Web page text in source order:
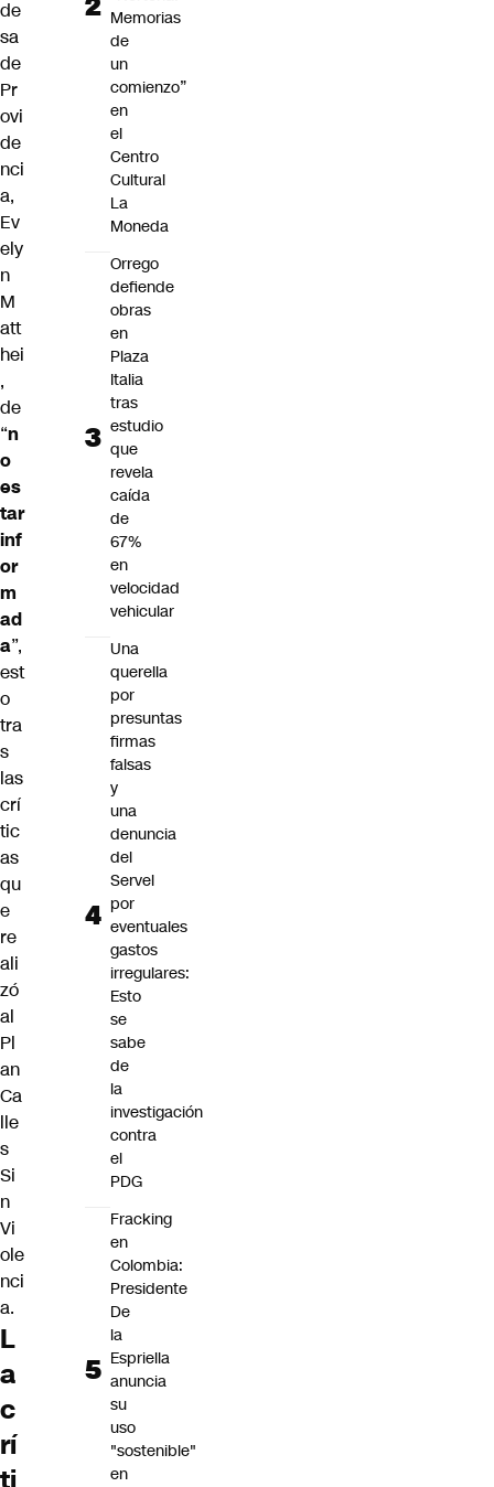
de
sa
de
Pr
ovi
de
nci
a,
Ev
ely
n
M
att
hei
,
de
“n
o
es
tar
inf
or
m
ad
a”,
est
o
tra
s
las
crí
tic
as
qu
e
re
ali
zó
al
Pl
an
Ca
lle
s
Si
n
Vi
ole
nci
a.
L
a
c
rí
Memorias
de
un
comienzo”
en
el
Centro
Cultural
La
Moneda
Orrego
defiende
obras
en
Plaza
Italia
tras
estudio
que
revela
caída
de
67%
en
velocidad
vehicular
Una
querella
por
presuntas
firmas
falsas
y
una
denuncia
del
Servel
por
eventuales
gastos
irregulares:
Esto
se
sabe
de
la
investigación
contra
el
PDG
Fracking
en
Colombia:
Presidente
De
la
Espriella
anuncia
su
uso
"sostenible"
en